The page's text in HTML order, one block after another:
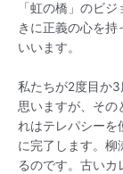
「虹の橋」のビ
きに正義の心を持
いいます。
私たちが2度目か
思いますが、その
れはテレパシーを
に完了します。柳
るのです。古いカ